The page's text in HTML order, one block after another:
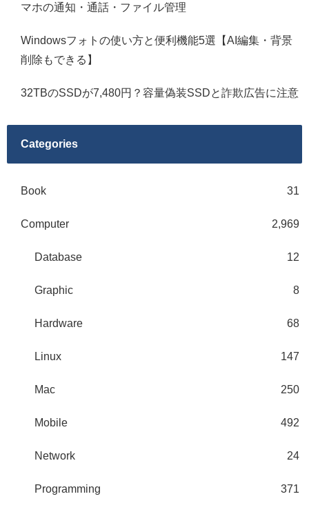
マホの通知・通話・ファイル管理
Windowsフォトの使い方と便利機能5選【AI編集・背景
削除もできる】
32TBのSSDが7,480円？容量偽装SSDと詐欺広告に注意
Categories
Book 31
Computer 2,969
Database 12
Graphic 8
Hardware 68
Linux 147
Mac 250
Mobile 492
Network 24
Programming 371